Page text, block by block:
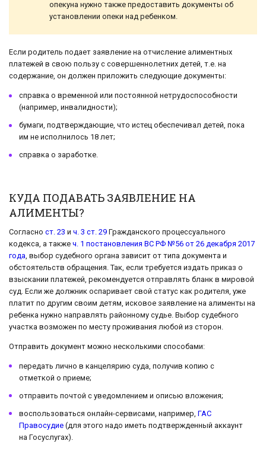
опекуна нужно также предоставить документы об
установлении опеки над ребенком.
Если родитель подает заявление на отчисление алиментных
платежей в свою пользу с совершеннолетних детей, т.е. на
содержание, он должен приложить следующие документы:
справка о временной или постоянной нетрудоспособности
(например, инвалидности);
бумаги, подтверждающие, что истец обеспечивал детей, пока
им не исполнилось 18 лет;
справка о заработке.
КУДА ПОДАВАТЬ ЗАЯВЛЕНИЕ НА
АЛИМЕНТЫ?
Согласно ст. 23 и ч. 3 ст. 29 Гражданского процессуального
кодекса, а также ч. 1 постановления ВС РФ №56 от 26 декабря 2017
года, выбор судебного органа зависит от типа документа и
обстоятельств обращения. Так, если требуется издать приказ о
взыскании платежей, рекомендуется отправлять бланк в мировой
суд. Если же должник оспаривает свой статус как родителя, уже
платит по другим своим детям, исковое заявление на алименты на
ребенка нужно направлять районному судье. Выбор судебного
участка возможен по месту проживания любой из сторон.
Отправить документ можно несколькими способами:
передать лично в канцелярию суда, получив копию с
отметкой о приеме;
отправить почтой с уведомлением и описью вложения;
воспользоваться онлайн-сервисами, например, ГАС
Правосудие (для этого надо иметь подтвержденный аккаунт
на Госуслугах).